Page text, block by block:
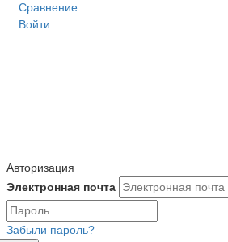
Сравнение
Войти
Авторизация
Электронная почта
Забыли пароль?